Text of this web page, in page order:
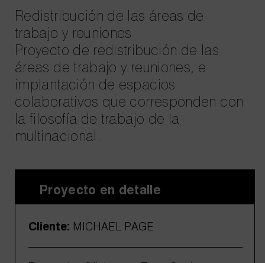
Redistribución de las áreas de
trabajo y reuniones
Proyecto de redistribución de las
áreas de trabajo y reuniones, e
implantación de espacios
colaborativos que corresponden con
la filosofía de trabajo de la
multinacional.
Proyecto en detalle
Cliente: MICHAEL PAGE